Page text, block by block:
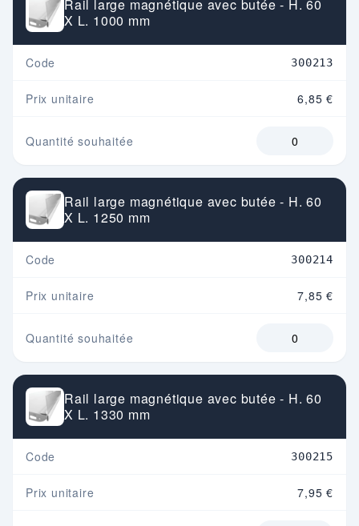
Rail large magnétique avec butée - H. 60
X L. 1000 mm
Code 300213
Prix unitaire 6,85 €
Quantité souhaitée
Rail large magnétique avec butée - H. 60
X L. 1250 mm
Code 300214
Prix unitaire 7,85 €
Quantité souhaitée
Rail large magnétique avec butée - H. 60
X L. 1330 mm
Code 300215
Prix unitaire 7,95 €